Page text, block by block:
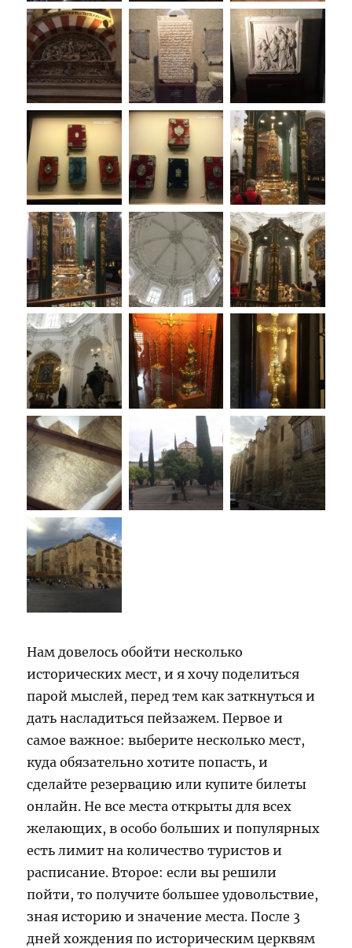
Нам довелось обойти несколько
исторических мест, и я хочу поделиться
парой мыслей, перед тем как заткнуться и
дать насладиться пейзажем. Первое и
самое важное: выберите несколько мест,
куда обязательно хотите попасть, и
сделайте резервацию или купите билеты
онлайн. Не все места открыты для всех
желающих, в особо больших и популярных
есть лимит на количество туристов и
расписание. Второе: если вы решили
пойти, то получите большее удовольствие,
зная историю и значение места. После 3
дней хождения по историческим церквям